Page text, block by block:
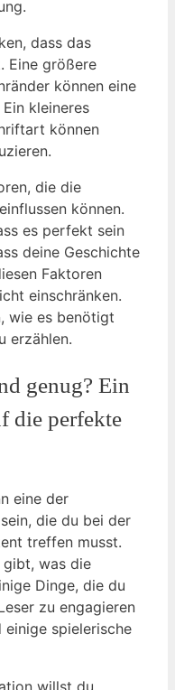
dass das
Eine größere
können eine
kleineres
können
die die
können.
es perfekt sein
deine Geschichte
Faktoren
einschränken.
wie es benötigt
erzählen.
genug? Ein
die perfekte
eine der
die du bei der
treffen musst.
gibt, was die
Dinge, die du
zu engagieren
einige spielerische
willst du